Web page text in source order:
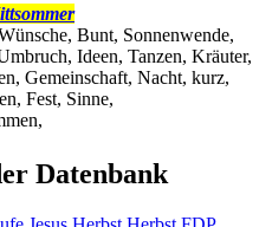
Bunt, Sonnenwende,
Ideen, Tanzen, Kräuter,
Gemeinschaft, Nacht, kurz,
Fest, Sinne,
Datenbank